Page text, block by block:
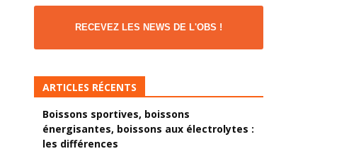
RECEVEZ LES NEWS DE L'OBS !
ARTICLES RÉCENTS
Boissons sportives, boissons
énergisantes, boissons aux électrolytes :
les différences